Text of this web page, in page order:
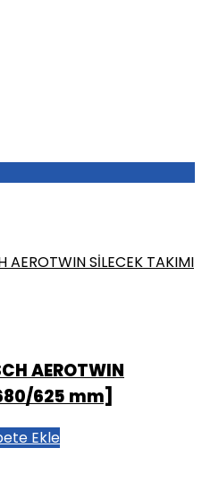
AEROTWIN
625 mm]
Ekle